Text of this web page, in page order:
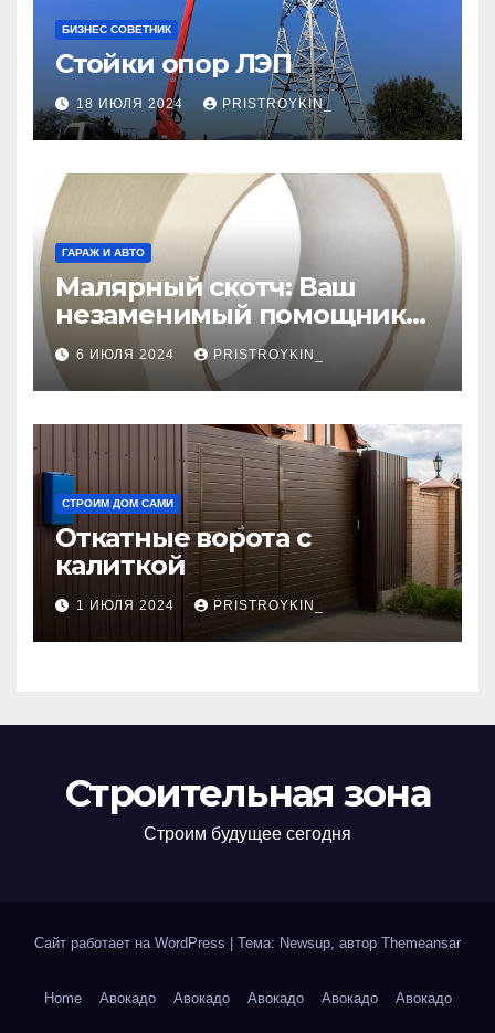
БИЗНЕС СОВЕТНИК
Стойки опор ЛЭП
18 ИЮЛЯ 2024 PRISTROYKIN_
ГАРАЖ И АВТО
Малярный скотч: Ваш
незаменимый помощник
при ремонтных работах
6 ИЮЛЯ 2024 PRISTROYKIN_
СТРОИМ ДОМ САМИ
Откатные ворота с
калиткой
1 ИЮЛЯ 2024 PRISTROYKIN_
Строительная зона
Строим будущее сегодня
Сайт работает на WordPress Тема: Newsup, автор Themeansar
Home Авокадо Авокадо Авокадо Авокадо Авокадо